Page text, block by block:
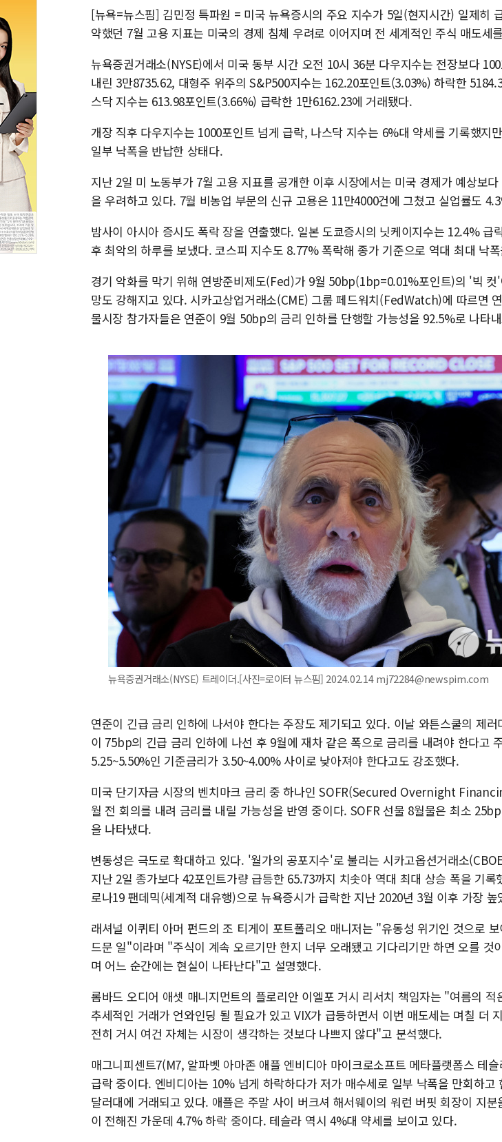
[뉴욕=뉴스핌] 김민정 특파원 = 미국 뉴욕증시의 주요 지수가 5일(현지시간) 일제히
약했던 7월 고용 지표는 미국의 경제 침체 우려로 이어지며 전 세계적인 주식 매도세
뉴욕증권거래소(NYSE)에서 미국 동부 시간 오전 10시 36분 다우지수는 전장보다
내린 3만8735.62, 대형주 위주의 S&P500지수는 162.20포인트(3.03%) 하락한
스닥 지수는 613.98포인트(3.66%) 급락한 1만6162.23에 거래됐다.
개장 직후 다우지수는 1000포인트 넘게 급락, 나스닥 지수는 6%대 약세를 기록했지
일부 낙폭을 반납한 상태다.
지난 2일 미 노동부가 7월 고용 지표를 공개한 이후 시장에서는 미국 경제가 예상보
을 우려하고 있다. 7월 비농업 부문의 신규 고용은 11만4000건에 그쳤고 실업률도
밤사이 아시아 증시도 폭락 장을 연출했다. 일본 도쿄증시의 닛케이지수는 12.4% 급
후 최악의 하루를 보냈다. 코스피 지수도 8.77% 폭락해 종가 기준으로 역대 최대 낙
경기 악화를 막기 위해 연방준비제도(Fed)가 9월 50bp(1bp=0.01%포인트)의 '빅 컷
망도 강해지고 있다. 시카고상업거래소(CME) 그룹 페드워치(FedWatch)에 따르면
물시장 참가자들은 연준이 9월 50bp의 금리 인하를 단행할 가능성을 92.5%로 나타
뉴욕증권거래소(NYSE) 트레이더.[사진=로이터 뉴스핌] 2024.02.14 mj72284@newspim.com
연준이 긴급 금리 인하에 나서야 한다는 주장도 제기되고 있다. 이날 와튼스쿨의 제
이 75bp의 긴급 금리 인하에 나선 후 9월에 재차 같은 폭으로 금리를 내려야 한다고
5.25~5.50%인 기준금리가 3.50~4.00% 사이로 낮아져야 한다고도 강조했다.
미국 단기자금 시장의 벤치마크 금리 중 하나인 SOFR(Secured Overnight
월 전 회의를 내려 금리를 내릴 가능성을 반영 중이다. SOFR 선물 8월물은 최소
을 나타냈다.
변동성은 극도로 확대하고 있다. '월가의 공포지수'로 불리는 시카고옵션거래소
지난 2일 종가보다 42포인트가량 급등한 65.73까지 치솟아 역대 최대 상승 폭을 기록
로나19 팬데믹(세계적 대유행)으로 뉴욕증시가 급락한 지난 2020년 3월 이후 가장 높
래셔널 이퀴티 아머 펀드의 조 티게이 포트폴리오 매니저는 "유동성 위기인 것으로
드문 일"이라며 "주식이 계속 오르기만 한지 너무 오래됐고 기다리기만 하면 오를 것
며 어느 순간에는 현실이 나타난다"고 설명했다.
롬바드 오디어 애셋 매니지먼트의 플로리안 이엘포 거시 리서치 책임자는 "여름의 적
추세적인 거래가 언와인딩 될 필요가 있고 VIX가 급등하면서 이번 매도세는 며칠 더
전히 거시 여건 자체는 시장이 생각하는 것보다 나쁘지 않다"고 분석했다.
매그니피센트7(M7, 알파벳 아마존 애플 엔비디아 마이크로소프트 메타플랫폼스 테
급락 중이다. 엔비디아는 10% 넘게 하락하다가 저가 매수세로 일부 낙폭을 만회하고
달러대에 거래되고 있다. 애플은 주말 사이 버크셔 해서웨이의 워런 버핏 회장이 지분
이 전해진 가운데 4.7% 하락 중이다. 테슬라 역시 4%대 약세를 보이고 있다.